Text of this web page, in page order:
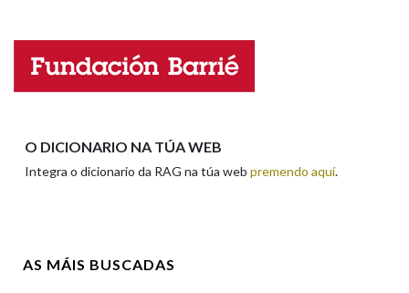
Marcas gramaticais
Nome
O DICIONARIO NA TÚA WEB
Integra o dicionario da RAG na túa web premendo aquí.
AS MÁIS BUSCADAS